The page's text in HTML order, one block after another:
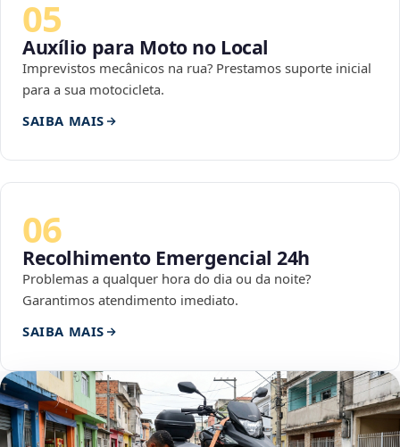
05
Auxílio para Moto no Local
Imprevistos mecânicos na rua? Prestamos suporte inicial
para a sua motocicleta.
SAIBA MAIS
06
Recolhimento Emergencial 24h
Problemas a qualquer hora do dia ou da noite?
Garantimos atendimento imediato.
SAIBA MAIS